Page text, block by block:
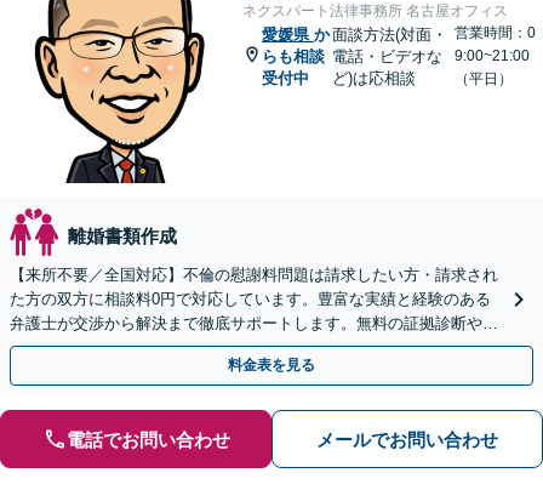
ネクスパート法律事務所 名古屋オフィス
愛媛県 か
らも相談
受付中
面談方法(対面・
電話・ビデオな
ど)は応相談
営業時間：0
9:00~21:00
（平日）
離婚書類作成
【来所不要／全国対応】不倫の慰謝料問題は請求したい方・請求され
た方の双方に相談料0円で対応しています。豊富な実績と経験のある
弁護士が交渉から解決まで徹底サポートします。無料の証拠診断や着
手金の返還保証もありますので安心してご相談ください。
料金表を見る
電話でお問い合わせ メールでお問い合わせ